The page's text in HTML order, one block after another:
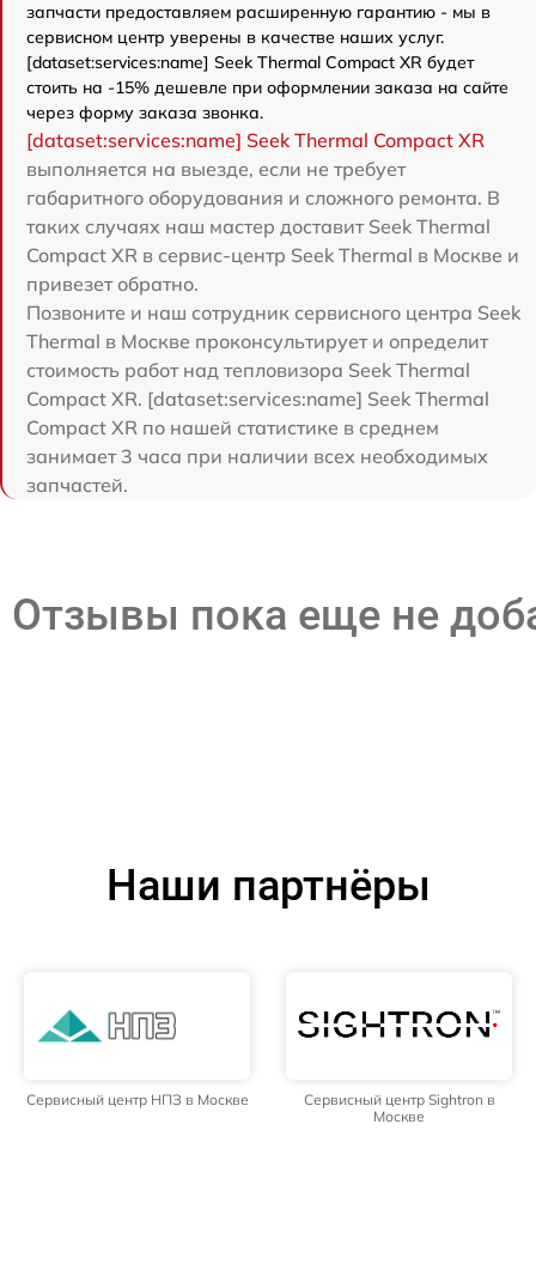
запчасти предоставляем расширенную гарантию - мы в
сервисном центр уверены в качестве наших услуг.
[dataset:services:name] Seek Thermal Compact XR будет
стоить на -15% дешевле при оформлении заказа на сайте
через форму заказа звонка.
[dataset:services:name] Seek Thermal Compact XR
выполняется на выезде, если не требует
габаритного оборудования и сложного ремонта. В
таких случаях наш мастер доставит Seek Thermal
Compact XR в сервис-центр Seek Thermal в Москве и
привезет обратно.
Позвоните и наш сотрудник сервисного центра Seek
Thermal в Москве проконсультирует и определит
стоимость работ над тепловизора Seek Thermal
Compact XR. [dataset:services:name] Seek Thermal
Compact XR по нашей статистике в среднем
занимает 3 часа при наличии всех необходимых
запчастей.
Отзывы пока еще не
Наши партнёры
Сервисный центр НПЗ в Москве
Сервисный центр Sightron в
Москве